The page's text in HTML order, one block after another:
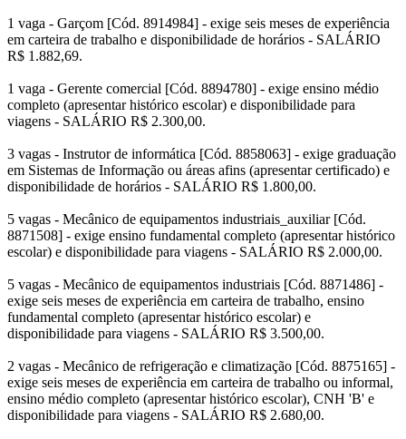
1 vaga - Garçom [Cód. 8914984] - exige seis meses de experiência
em carteira de trabalho e disponibilidade de horários - SALÁRIO
R$ 1.882,69.
1 vaga - Gerente comercial [Cód. 8894780] - exige ensino médio
completo (apresentar histórico escolar) e disponibilidade para
viagens - SALÁRIO R$ 2.300,00.
3 vagas - Instrutor de informática [Cód. 8858063] - exige graduação
em Sistemas de Informação ou áreas afins (apresentar certificado) e
disponibilidade de horários - SALÁRIO R$ 1.800,00.
5 vagas - Mecânico de equipamentos industriais_auxiliar [Cód.
8871508] - exige ensino fundamental completo (apresentar histórico
escolar) e disponibilidade para viagens - SALÁRIO R$ 2.000,00.
5 vagas - Mecânico de equipamentos industriais [Cód. 8871486] -
exige seis meses de experiência em carteira de trabalho, ensino
fundamental completo (apresentar histórico escolar) e
disponibilidade para viagens - SALÁRIO R$ 3.500,00.
2 vagas - Mecânico de refrigeração e climatização [Cód. 8875165] -
exige seis meses de experiência em carteira de trabalho ou informal,
ensino médio completo (apresentar histórico escolar), CNH 'B' e
disponibilidade para viagens - SALÁRIO R$ 2.680,00.